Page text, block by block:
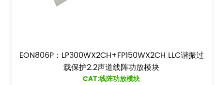
EON806P：LP300WX2CH+FP150WX2CH LLC谐振过
载保护2.2声道线阵功放模块
CAT:线阵功放模块